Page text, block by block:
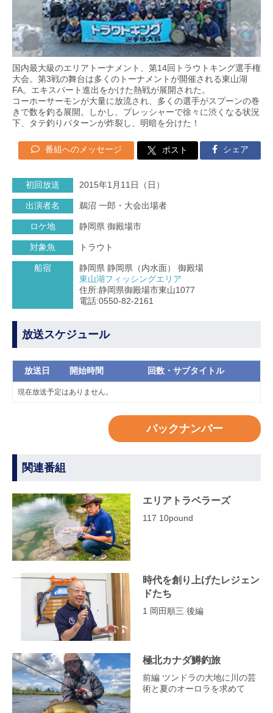
国内最大級のエリアトーナメント、第14回トラウトキング選手権
大会。第3戦の舞台は多くのトーナメントが開催される東山湖
FA。エキスパート進出をかけた熱戦が展開された。
コーホーサーモンが大量に放流され、多くの選手がスプーンの巻
きで数を釣る展開。しかし、プレッシャーで徐々に渋くなる状況
下、タテ釣りパターンが炸裂し、明暗を分けた！
番組へのメッセージ ポスト シェア
初回放送 2015年1月11日（日）
出演者名 鵜沼 一郎・大会出場者
ロケ地 静岡県 御殿場市
対象魚 トラウト
船宿
静岡県 静岡県（内水面） 御殿場
東山湖フィッシングエリア
住所:静岡県御殿場市東山1077
電話:0550-82-2161
放送スケジュール
放送日 開始時間 回数・サブタイトル
現在放送予定はありません。
バックナンバー
関連番組
エリアトラベラーズ
117 10pound
時代を創り上げたレジェン
ドたち
1 岡田順三 後編
極北カナダ鱒釣旅
前編 ツンドラの大地に川の芸
術と夏のオーロラを求めて